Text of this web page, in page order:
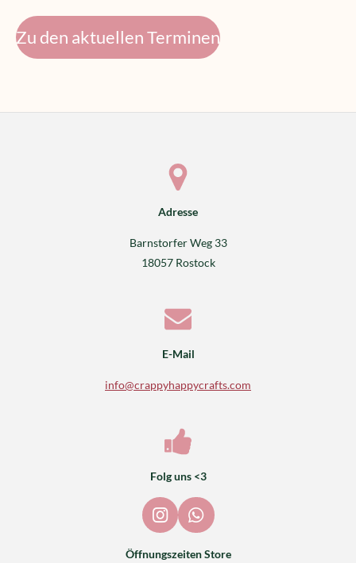
Zu den aktuellen Terminen
Adresse
Barnstorfer Weg 33
18057 Rostock
E-Mail
info@crappyhappycrafts.com
Folg uns <3
I
n
s
W
h
a
Öffnungszeiten Store